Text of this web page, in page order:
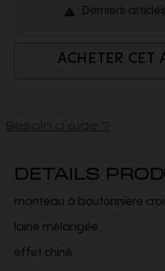
 Derniers
ACHETER CET
DETAILS
manteau à boutonnière
laine mélangée
effet chiné